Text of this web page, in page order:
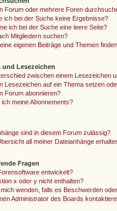
Forum oder mehrere Foren
ich bei der Suche keine Ergebnisse?
ich bei der Suche eine leere Seite?
Mitgliedern suchen?
eigenen Beiträge und Themen
Lesezeichen
zwischen einem Lesezeichen
Lesezeichen auf ein Thema setzen
Forum abonnieren?
meine Abonnements?
sind in diesem Forum zulässig?
all meiner Dateianhänge
Fragen
entwickelt?
x oder y nicht enthalten?
wenden, falls es Beschwerden
Administrator des Boards